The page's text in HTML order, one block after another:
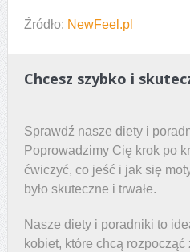
Źródło: NewFeel.pl
Chcesz szybko i
Sprawdź nasze diety i
Poprowadzimy Cię krok po
ćwiczyć, co jeść i jak się
było skuteczne i trwałe.
Nasze diety i poradniki to
kobiet, które chcą